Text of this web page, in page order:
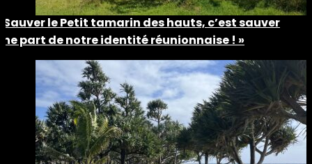
Sauver le Petit tamarin des hauts, c’est sauver
part de notre identité réunionnaise ! »